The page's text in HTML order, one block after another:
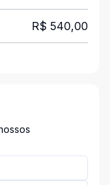
R$ 540,00